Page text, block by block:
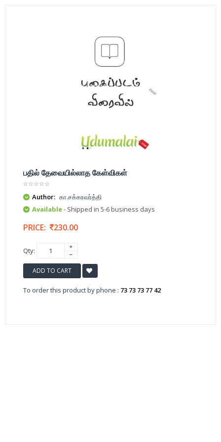
பதில் தேவையில்லாத கேள்விகள்
Author: கா.சக்கரவர்த்தி
Available- Shipped in 5-6 business days
PRICE: 230.00
Qty:
ADD TO CART
To order this product by phone : 73 73 73 77 42